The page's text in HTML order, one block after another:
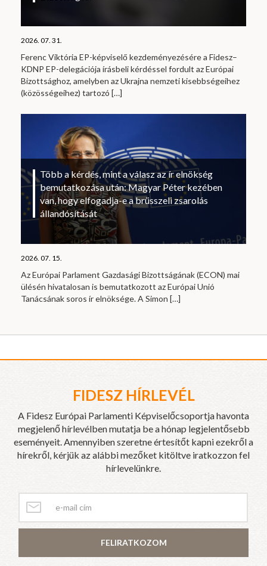
2026. 07. 31.
Ferenc Viktória EP-képviselő kezdeményezésére a Fidesz–
KDNP EP-delegációja írásbeli kérdéssel fordult az Európai
Bizottsághoz, amelyben az Ukrajna nemzeti kisebbségeihez
(közösségeihez) tartozó […]
Több a kérdés, mint a válasz az ír elnökség
bemutatkozása után: Magyar Péter kezében
van, hogy elfogadja-e a brüsszeli zsarolás
állandósítását
2026. 07. 15.
Az Európai Parlament Gazdasági Bizottságának (ECON) mai
ülésén hivatalosan is bemutatkozott az Európai Unió
Tanácsának soros ír elnöksége. A Simon […]
FIDESZ HÍRLEVÉL
A Fidesz Európai Parlamenti Képviselőcsoportja havonta
megjelenő hírlevélben mutatja be a hónap legjelentősebb
eseményeit. Amennyiben szeretne értesítőt kapni ezekről a
hírekről, kérjük az alábbi mezőket kitöltve iratkozzon fel
hírlevelünkre.
FELIRATKOZOM